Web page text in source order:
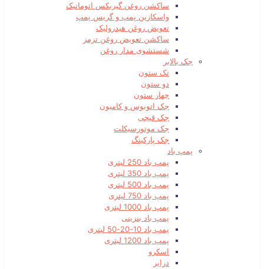
ساکشن روغن گیربکس اتوماتیک
واسکازین پمپ و گریس پمپ
تعویض روغن هیدرولیک
ساکشن تعویض روغن ترمز
شستشوی مدار روغن
جک بالابر
تک ستون
دو ستون
چهار ستون
جک اتوبوس و کامیون
جک قیچی
جک موتورسیکلت
جک پارکینگ
پمپ باد
پمپ باد 250 لیتری
پمپ باد 350 لیتری
پمپ باد 500 لیتری
پمپ باد 750 لیتری
پمپ باد 1000 لیتری
پمپ باد بنزینی
پمپ باد 10-20-50 لیتری
پمپ باد 1200 لیتری
اسکرو
درایر